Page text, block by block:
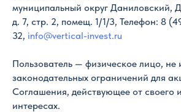
муниципальный округ Даниловский,
д. 7, стр. 2, помещ. 1/1/3, Телефон: 8
32, info@vertical-invest.ru
Пользователь — физическое лицо,
законодательных ограничений для
Соглашения, действующее от своего
интересах.